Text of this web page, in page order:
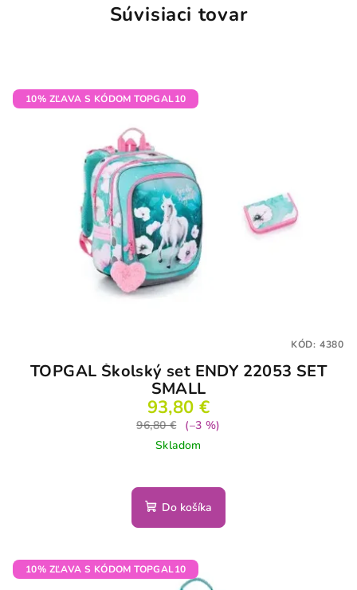
Súvisiaci tovar
10% ZĽAVA S KÓDOM TOPGAL10
TOPGAL Školský set ENDY 22053 SET
SMALL
93,80 €
96,80 €
(–3 %)
Skladom
Do košíka
KÓD: 4380
10% ZĽAVA S KÓDOM TOPGAL10